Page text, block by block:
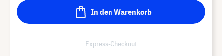
In den Warenkorb
Express-Checkout